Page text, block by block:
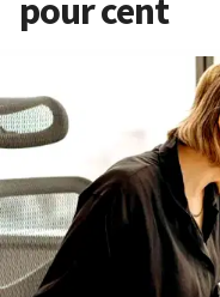
pour cent